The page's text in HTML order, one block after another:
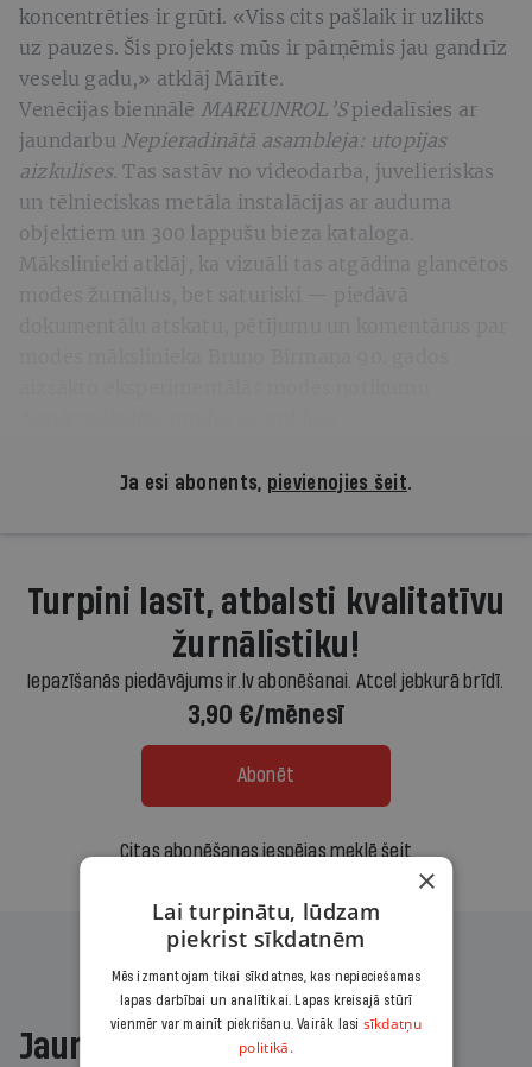
koncentrēties ir grūti. «Viss cits pašlaik ir uzlikts
uz pauzes. Šis projekts mūs ir pārņēmis jau gandrīz
veselu gadu,» atklāj Mārīte.
Venēcijas biennālē MAREUNROL’Spiedalīsies ar
jaundarbu Nepieradinātā asambleja: utopijas
aizkulises.Tas sastāv no videodarba, juvelieriskas
un tēlnieciskas metāla instalācijas ar auduma
objektiem un 300 lappušu bieza kataloga.
Mākslinieki atklāj, ka vizuāli tas atgādina glancētos
modes žurnālus, bet saturiski — piedāvā
Ja esi abonents, pievienojies šeit.
Turpini lasīt, atbalsti kvalitatīvu
žurnālistiku!
Iepazīšanās piedāvājums ir.lv abonēšanai. Atcel jebkurā brīdī.
3,90 €/mēnesī
Abonēt
Citas abonēšanas iespējas meklē šeit
Jaunākajā žurnālā
×
Lai turpinātu, lūdzam
piekrist sīkdatnēm
Mēs izmantojam tikai sīkdatnes, kas nepieciešamas
lapas darbībai un analītikai. Lapas kreisajā stūrī
vienmēr var mainīt piekrišanu. Vairāk lasi sīkdatņu
politikā.